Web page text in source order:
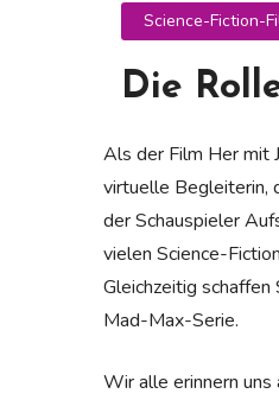
Science-Fiction-
Die
Als der Film Her mit
virtuelle Begleiterin,
der Schauspieler
vielen Science-
Gleichzeitig
Mad-Max-Serie.
Wir alle erinnern uns